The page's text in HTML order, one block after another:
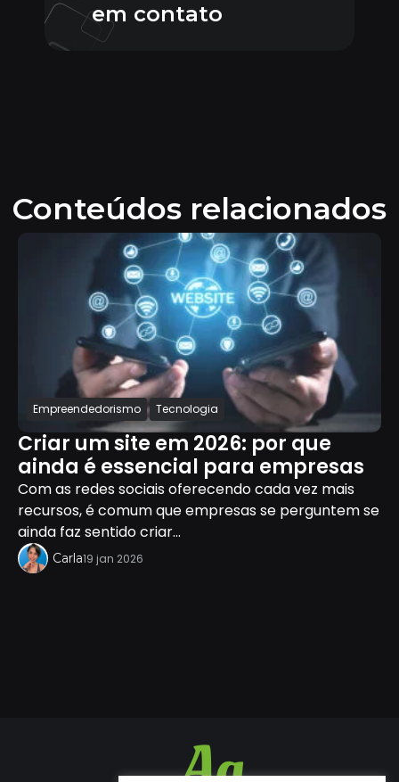
em contato
Conteúdos relacionados
Empreendedorismo Tecnologia
Criar um site em 2026: por que
ainda é essencial para empresas
Com as redes sociais oferecendo cada vez mais
recursos, é comum que empresas se perguntem se
ainda faz sentido criar...
Carla19 jan 2026